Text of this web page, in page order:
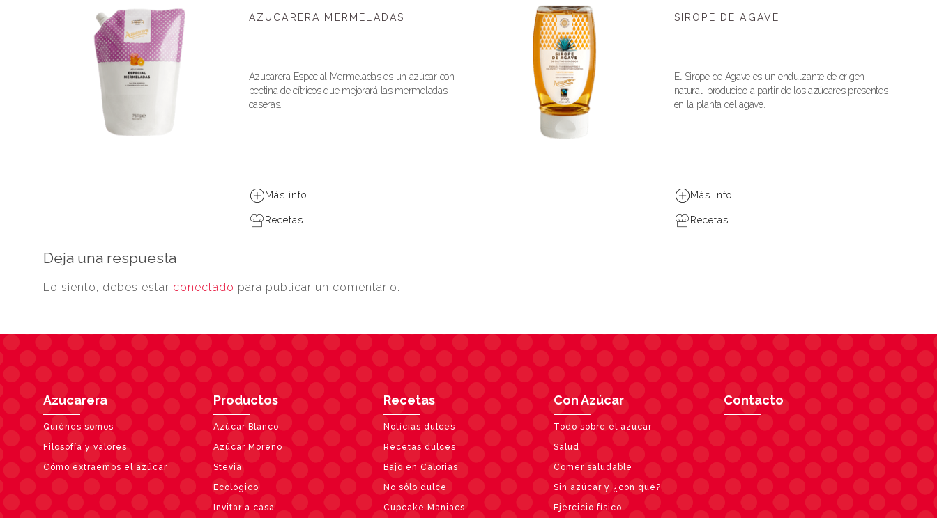
AZUCARERA MERMELADAS
Azucarera Especial Mermeladas es un azúcar con
pectina de cítricos que mejorará las mermeladas
caseras.
Más info
Recetas
SIROPE DE AGAVE
El Sirope de Agave es un endulzante de origen
natural, producido a partir de los azúcares presentes
en la planta del agave.
Más info
Recetas
Deja una respuesta
Lo siento, debes estar conectado para publicar un comentario.
Azucarera
Quiénes somos
Filosofía y valores
Cómo extraemos el azúcar
Productos
Azúcar Blanco
Azúcar Moreno
Stevia
Ecológico
Invitar a casa
Recetas
Notícias dulces
Recetas dulces
Bajo en Calorias
No sólo dulce
Cupcake Maniacs
Con Azúcar
Todo sobre el azúcar
Salud
Comer saludable
Sin azúcar y ¿con qué?
Ejercicio físico
Contacto